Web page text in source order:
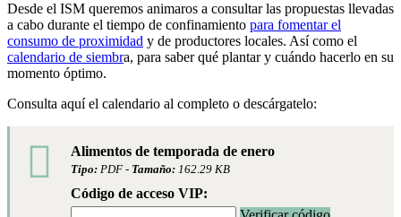
Desde el ISM queremos animaros a consultar las propuestas llevadas
a cabo durante el tiempo de confinamiento para fomentar el
consumo de proximidad y de productores locales. Así como el
calendario de siembra, para saber qué plantar y cuándo hacerlo en su
momento óptimo.
Consulta aquí el calendario al completo o descárgatelo:
Alimentos de temporada de enero
Tipo: PDF - Tamaño: 162.29 KB
Código de acceso VIP: